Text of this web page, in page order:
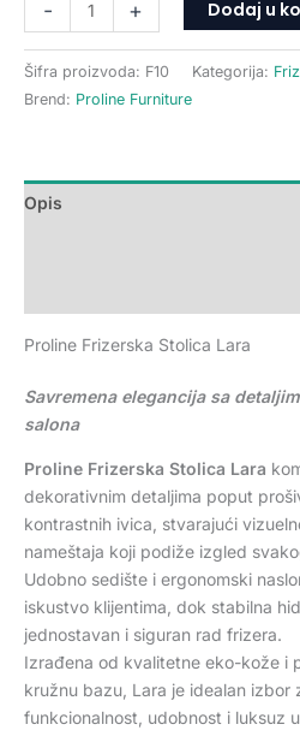
- + Dodaj u
Šifra proizvoda: F10 Kategorija:
Brend: Proline Furniture
Opis
Proline Frizerska Stolica Lara
Savremena elegancija sa
salona
Proline Frizerska Stolica Lara
dekorativnim detaljima poput
kontrastnih ivica, stvarajući
nameštaja koji podiže izgled
Udobno sedište i ergonomski
iskustvo klijentima, dok stabilna
jednostavan i siguran rad frizera.
Izrađena od kvalitetne eko-kože i
kružnu bazu, Lara je idealan izbor
funkcionalnost, udobnost i luksuz